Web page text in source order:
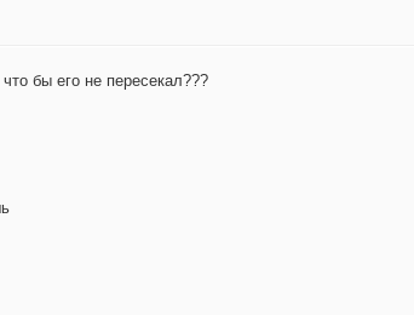
бы его не пересекал???